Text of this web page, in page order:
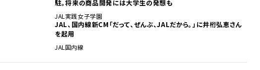
駐。将来の商品開発には大学生の発想も
JAL 実践女子学園
JAL、国内線新CM「だって、ぜんぶ、JALだから。」に井桁弘恵さん
を起用
JAL 国内線